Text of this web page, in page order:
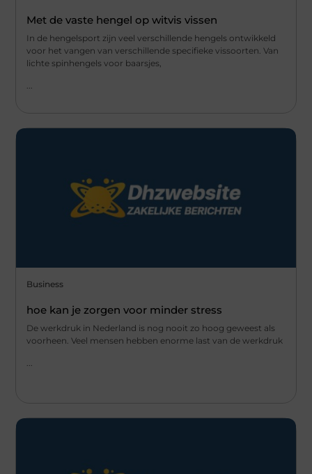
Met de vaste hengel op witvis vissen
In de hengelsport zijn veel verschillende hengels ontwikkeld
voor het vangen van verschillende specifieke vissoorten. Van
lichte spinhengels voor baarsjes,
Business
hoe kan je zorgen voor minder stress
De werkdruk in Nederland is nog nooit zo hoog geweest als
voorheen. Veel mensen hebben enorme last van de werkdruk
...